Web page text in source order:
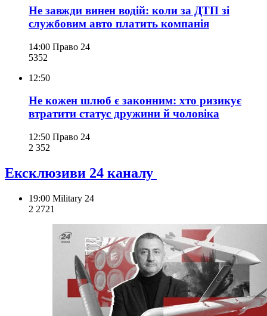
Не завжди винен водій: коли за ДТП зі
службовим авто платить компанія
14:00 Право 24
5352
12:50
Не кожен шлюб є законним: хто ризикує
втратити статус дружини й чоловіка
12:50 Право 24
2 352
Ексклюзиви 24 каналу
19:00 Military 24
2 2721